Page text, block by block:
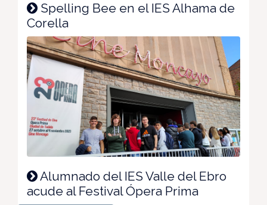
Spelling Bee en el IES Alhama de
Corella
Alumnado del IES Valle del Ebro
acude al Festival Ópera Prima